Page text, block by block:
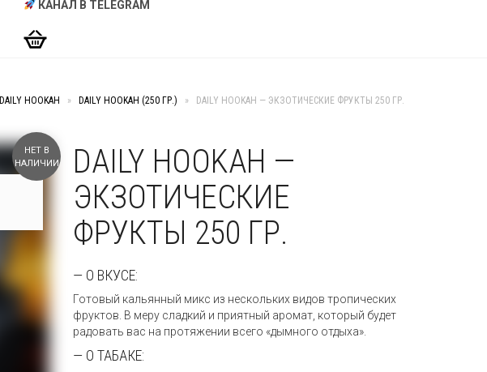
КАНАЛ В TELEGRAM
Поиск
DAILY HOOKAH » DAILY HOOKAH (250 ГР.) » DAILY HOOKAH — ЭКЗОТИЧЕСКИЕ ФРУКТЫ 250 ГР.
НЕТ В
НАЛИЧИИ
DAILY HOOKAH —
ЭКЗОТИЧЕСКИЕ
ФРУКТЫ 250 ГР.
— О ВКУСЕ:
Готовый кальянный микс из нескольких видов тропических
фруктов. В меру сладкий и приятный аромат, который будет
радовать вас на протяжении всего «дымного отдыха».
— О ТАБАКЕ: